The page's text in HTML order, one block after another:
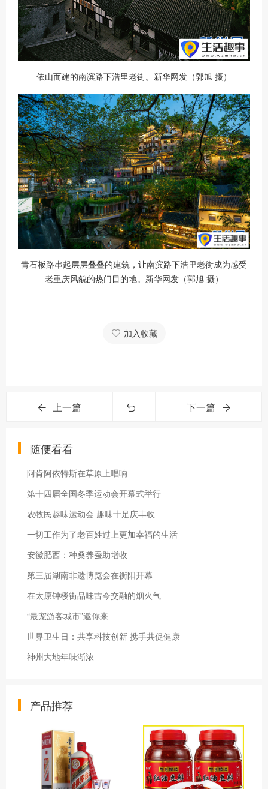
依山而建的南滨路下浩里老街。新华网发（郭旭 摄）
青石板路串起层层叠叠的建筑，让南滨路下浩里老街成为感受
老重庆风貌的热门目的地。新华网发（郭旭 摄）
加入收藏
上一篇 下一篇
随便看看
阿肯阿依特斯在草原上唱响
第十四届全国冬季运动会开幕式举行
农牧民趣味运动会 趣味十足庆丰收
一切工作为了老百姓过上更加幸福的生活
安徽肥西：种桑养蚕助增收
第三届湖南非遗博览会在衡阳开幕
在太原钟楼街品味古今交融的烟火气
“最宠游客城市”邀你来
世界卫生日：共享科技创新 携手共促健康
神州大地年味渐浓
产品推荐